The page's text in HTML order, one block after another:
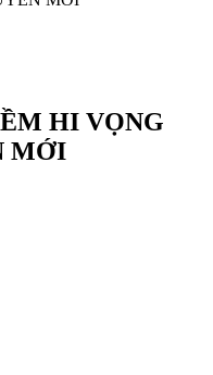
HI VỌNG
MỚI